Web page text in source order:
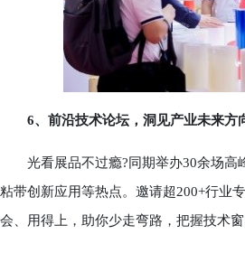
6、前沿技术论坛，洞见产业未来方
光看展品不过瘾?同期举办30余场高
粘带创新应用等热点。邀请超200+行业
会、用得上，助你少走弯路，把握技术窗